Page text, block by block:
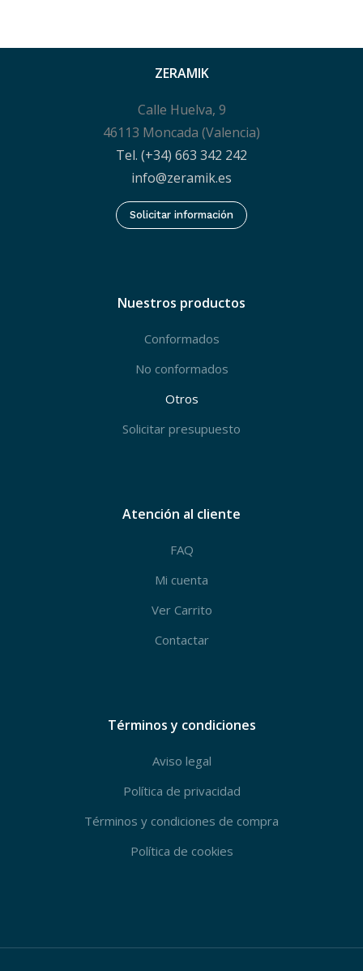
ZERAMIK
Calle Huelva, 9
46113 Moncada (Valencia)
Tel. (+34) 663 342 242
info@zeramik.es
Solicitar información
Nuestros productos
Conformados
No conformados
Otros
Solicitar presupuesto
Atención al cliente
FAQ
Mi cuenta
Ver Carrito
Contactar
Términos y condiciones
Aviso legal
Política de privacidad
Términos y condiciones de compra
Política de cookies